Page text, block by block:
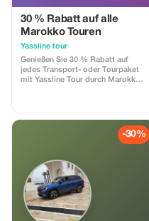
Kosten. Perfekt für Reisende, die
vor der Buchung oder dem
Abschluss ihrer Pläne fachkundige
Beratung wünschen.
30 % Rabatt auf alle
Marokko Touren
Yassline tour
Genießen Sie 30 % Rabatt auf
jedes Transport- oder Tourpaket
mit Yassline Tour durch Marokko.
-30%